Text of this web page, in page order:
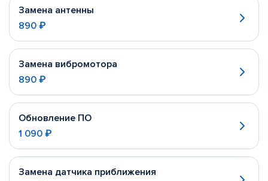
Замена антенны
890 ₽
Замена вибромотора
890 ₽
Обновление ПО
1 090 ₽
Замена датчика приближения